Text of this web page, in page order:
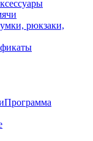
рюкзаки,
Программа